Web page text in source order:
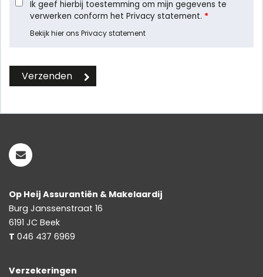
Ik geef hierbij toestemming om mijn gegevens te
verwerken conform het Privacy statement. *
Bekijk hier ons Privacy statement
Op Heij Assurantiën & Makelaardij
Burg Janssenstraat 16
6191 JC Beek
T 046 437 6969
Verzekeringen